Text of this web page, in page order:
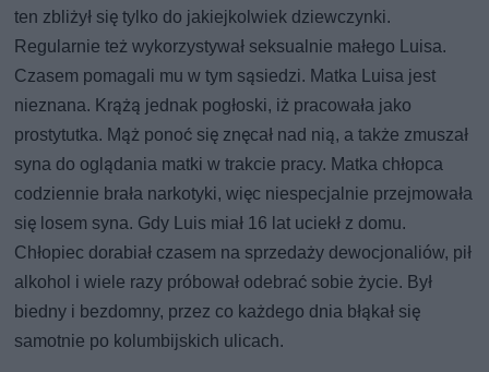
ten zbliżył się tylko do jakiejkolwiek dziewczynki.
Regularnie też wykorzystywał seksualnie małego Luisa.
Czasem pomagali mu w tym sąsiedzi. Matka Luisa jest
nieznana. Krążą jednak pogłoski, iż pracowała jako
prostytutka. Mąż ponoć się znęcał nad nią, a także zmuszał
syna do oglądania matki w trakcie pracy. Matka chłopca
codziennie brała narkotyki, więc niespecjalnie przejmowała
się losem syna. Gdy Luis miał 16 lat uciekł z domu.
Chłopiec dorabiał czasem na sprzedaży dewocjonaliów, pił
alkohol i wiele razy próbował odebrać sobie życie. Był
biedny i bezdomny, przez co każdego dnia błąkał się
samotnie po kolumbijskich ulicach.